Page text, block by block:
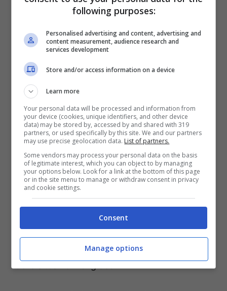
rossoneri spetterà una quota superiore ai 9
preziosa, figlia di una gestione attenta dei
bassi, continua a produrre risultati concreti.
Titolare per Iraola, lontano dai
riflettori italiani
In Inghilterra, Jimenez ha trovato ciò che
forse gli mancava in Italia: continuità e
fiducia. Sotto la guida di Iraola, l’esterno
spagnolo ha collezionato22 presenze
, ritagliandosi un ruolo da titolare
fisso e mostrando una crescita evidente,
soprattutto nella fase difensiva e nella lettura
following purposes:
Personalised advertising and content, advertising and
content measurement, audience research and
services development
Store and/or access information on a device
Learn more
Your personal data will be processed and information from
your device (cookies, unique identifiers, and other device
data) may be stored by, accessed by and shared with 319
partners, or used specifically by this site. We and our partners
may use precise geolocation data. List of partners.
Some vendors may process your personal data on the basis
of legitimate interest, which you can object to by managing
your options below. Look for a link at the bottom of this page
or in the site menu to manage or withdraw consent in privacy
and cookie settings.
Consent
Manage options